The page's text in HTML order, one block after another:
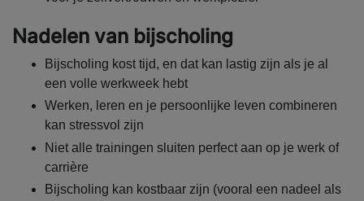
Nadelen van bijscholing
Bijscholing kost tijd, en dat kan lastig zijn als je al
een volle werkweek hebt
Werken, leren en je persoonlijke leven combineren
kan stressvol zijn
Niet alle trainingen sluiten perfect aan op je werk of
carrière
Bijscholing kan kostbaar zijn (vooral een nadeel als